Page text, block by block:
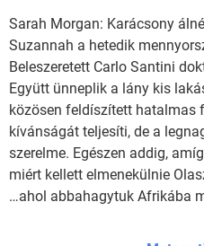
Sarah Morgan: Karácsony
Suzannah a hetedik
Beleszeretett Carlo Santini
Együtt ünneplik a lány kis
közösen feldíszített hatalmas
kívánságát teljesíti, de a
szerelme. Egészen addig,
miért kellett elmenekülnie
…ahol abbahagytuk Afrikába